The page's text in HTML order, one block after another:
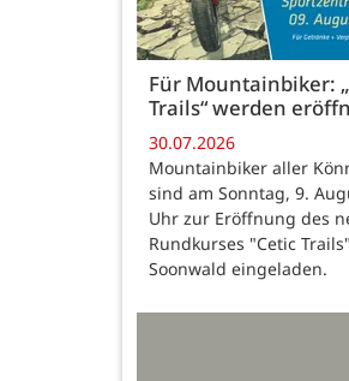
Für Mountainbiker:
Trails“ werden
30.07.2026
Mountainbiker aller
sind am Sonntag, 9.
Uhr zur Eröffnung des
Rundkurses "Cetic
Soonwald eingeladen.